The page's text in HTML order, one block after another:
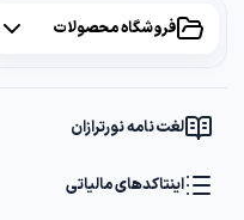
سامانه مودیان
بانک
فروشگاه محصولات
پکیج DVD آموزشی
لغت نامه نورترازان
اینتاکدهای مالیاتی